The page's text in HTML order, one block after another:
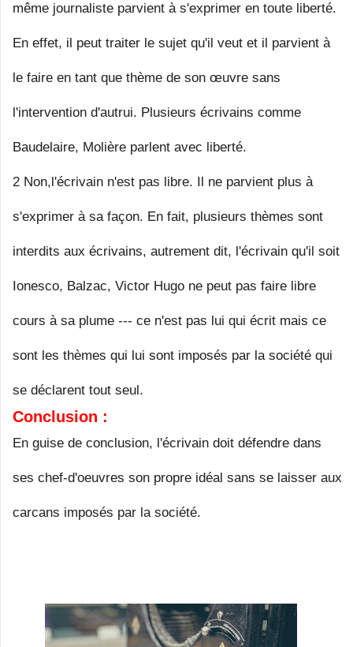
même journaliste parvient à s'exprimer en toute liberté.
En effet, il peut traiter le sujet qu'il veut et il parvient à
le faire en tant que thème de son œuvre sans
l'intervention d'autrui. Plusieurs écrivains comme
Baudelaire, Molière parlent avec liberté.
2 Non,l'écrivain n'est pas libre. Il ne parvient plus à
s'exprimer à sa façon. En fait, plusieurs thèmes sont
interdits aux écrivains, autrement dit, l'écrivain qu'il soit
Ionesco, Balzac, Victor Hugo ne peut pas faire libre
cours à sa plume --- ce n'est pas lui qui écrit mais ce
sont les thèmes qui lui sont imposés par la société qui
se déclarent tout seul.
Conclusion :
En guise de conclusion, l'écrivain doit défendre dans
ses chef-d'oeuvres son propre idéal sans se laisser aux
carcans imposés par la société.